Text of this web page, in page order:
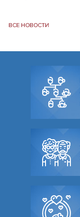
ВСЕ НОВОСТИ